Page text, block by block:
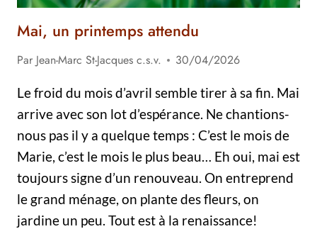
Mai, un printemps attendu
Par Jean-Marc St-Jacques c.s.v.
30/04/2026
Le froid du mois d’avril semble tirer à sa fin. Mai
arrive avec son lot d’espérance. Ne chantions-
nous pas il y a quelque temps : C’est le mois de
Marie, c’est le mois le plus beau… Eh oui, mai est
toujours signe d’un renouveau. On entreprend
le grand ménage, on plante des fleurs, on
jardine un peu. Tout est à la renaissance!